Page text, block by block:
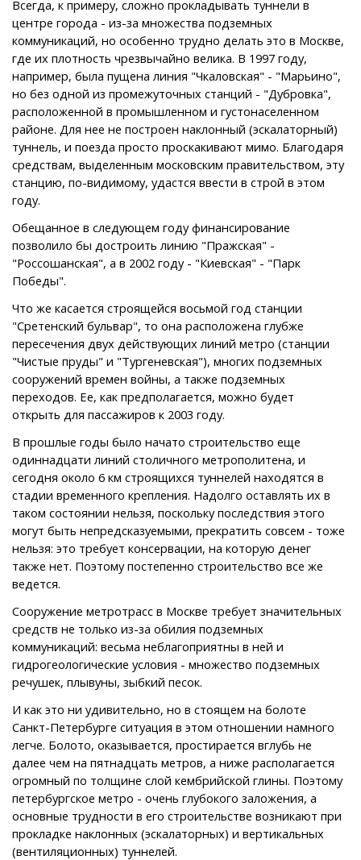
Всегда, к примеру, сложно прокладывать туннели в
центре города - из-за множества подземных
коммуникаций, но особенно трудно делать это в Москве,
где их плотность чрезвычайно велика. В 1997 году,
например, была пущена линия "Чкаловская" - "Марьино",
но без одной из промежуточных станций - "Дубровка",
расположенной в промышленном и густонаселенном
районе. Для нее не построен наклонный (эскалаторный)
туннель, и поезда просто проскакивают мимо. Благодаря
средствам, выделенным московским правительством, эту
станцию, по-видимому, удастся ввести в строй в этом
году.
Обещанное в следующем году финансирование
позволило бы достроить линию "Пражская" -
"Россошанская", а в 2002 году - "Киевская" - "Парк
Победы".
Что же касается строящейся восьмой год станции
"Сретенский бульвар", то она расположена глубже
пересечения двух действующих линий метро (станции
"Чистые пруды" и "Тургеневская"), многих подземных
сооружений времен войны, а также подземных
переходов. Ее, как предполагается, можно будет
открыть для пассажиров к 2003 году.
В прошлые годы было начато строительство еще
одиннадцати линий столичного метрополитена, и
сегодня около 6 км строящихся туннелей находятся в
стадии временного крепления. Надолго оставлять их в
таком состоянии нельзя, поскольку последствия этого
могут быть непредсказуемыми, прекратить совсем - тоже
нельзя: это требует консервации, на которую денег
также нет. Поэтому постепенно строительство все же
ведется.
Сооружение метротрасс в Москве требует значительных
средств не только из-за обилия подземных
коммуникаций: весьма неблагоприятны в ней и
гидрогеологические условия - множество подземных
речушек, плывуны, зыбкий песок.
И как это ни удивительно, но в стоящем на болоте
Санкт-Петербурге ситуация в этом отношении намного
легче. Болото, оказывается, простирается вглубь не
далее чем на пятнадцать метров, а ниже располагается
огромный по толщине слой кембрийской глины. Поэтому
петербургское метро - очень глубокого заложения, а
основные трудности в его строительстве возникают при
прокладке наклонных (эскалаторных) и вертикальных
(вентиляционных) туннелей.